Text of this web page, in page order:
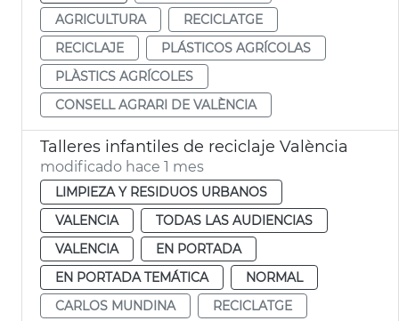
AGRICULTURA
RECICLATGE
RECICLAJE
PLÁSTICOS AGRÍCOLAS
PLÀSTICS AGRÍCOLES
CONSELL AGRARI DE VALÈNCIA
Talleres infantiles de reciclaje València
modificado hace 1 mes
LIMPIEZA Y RESIDUOS URBANOS
VALENCIA
TODAS LAS AUDIENCIAS
VALENCIA
EN PORTADA
EN PORTADA TEMÁTICA
NORMAL
CARLOS MUNDINA
RECICLATGE